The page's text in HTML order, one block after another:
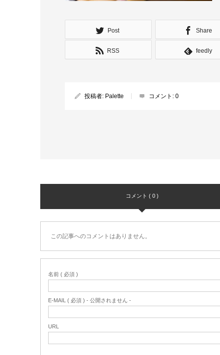
Post Share
RSS feedly
投稿者: Palette コメント: 0
コメント ( 0 )
この記事へのコメントはありません。
名前 ( 必須 )
E-MAIL ( 必須 ) - 公開されません -
URL